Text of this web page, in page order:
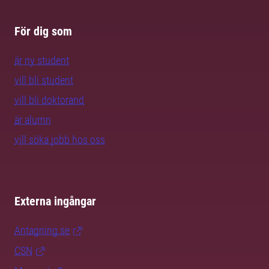
För dig som
är ny student
vill bli student
vill bli doktorand
är alumn
vill söka jobb hos oss
Externa ingångar
Antagning.se
CSN